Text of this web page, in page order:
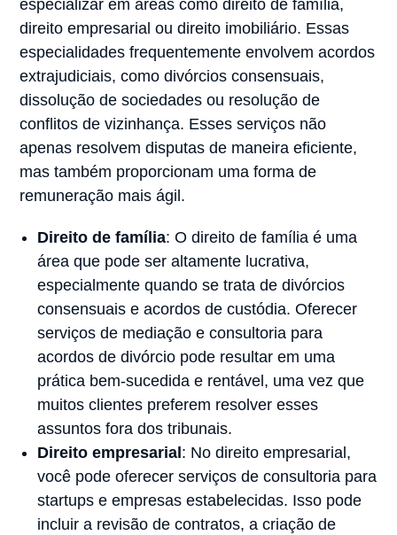
especializar em áreas como direito de família,
direito empresarial ou direito imobiliário. Essas
especialidades frequentemente envolvem acordos
extrajudiciais, como divórcios consensuais,
dissolução de sociedades ou resolução de
conflitos de vizinhança. Esses serviços não
apenas resolvem disputas de maneira eficiente,
mas também proporcionam uma forma de
remuneração mais ágil.
Direito de família: O direito de família é uma
área que pode ser altamente lucrativa,
especialmente quando se trata de divórcios
consensuais e acordos de custódia. Oferecer
serviços de mediação e consultoria para
acordos de divórcio pode resultar em uma
prática bem-sucedida e rentável, uma vez que
muitos clientes preferem resolver esses
assuntos fora dos tribunais.
Direito empresarial : No direito empresarial,
você pode oferecer serviços de consultoria para
startups e empresas estabelecidas. Isso pode
incluir a revisão de contratos, a criação de